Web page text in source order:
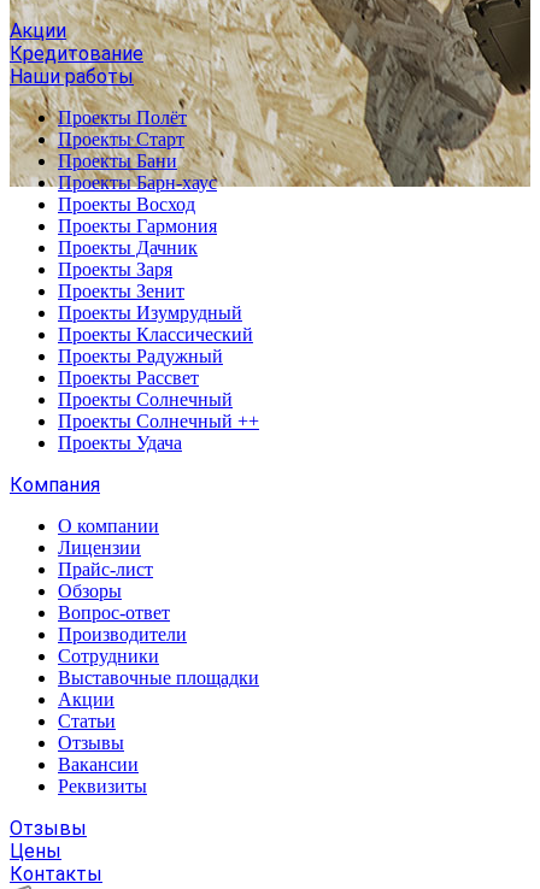
Акции
Кредитование
Наши работы
Проекты Полёт
Проекты Старт
Проекты Бани
Проекты Барн-хаус
Проекты Восход
Проекты Гармония
Проекты Дачник
Проекты Заря
Проекты Зенит
Проекты Изумрудный
Проекты Классический
Проекты Радужный
Проекты Рассвет
Проекты Солнечный
Проекты Солнечный ++
Проекты Удача
Компания
О компании
Лицензии
Прайс-лист
Обзоры
Вопрос-ответ
Производители
Сотрудники
Выставочные площадки
Акции
Статьи
Отзывы
Вакансии
Реквизиты
Отзывы
Цены
Контакты